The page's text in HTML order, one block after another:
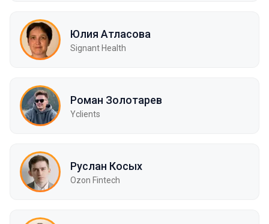
Юлия Атласова
Signant Health
Роман Золотарев
Yclients
Руслан Косых
Ozon Fintech